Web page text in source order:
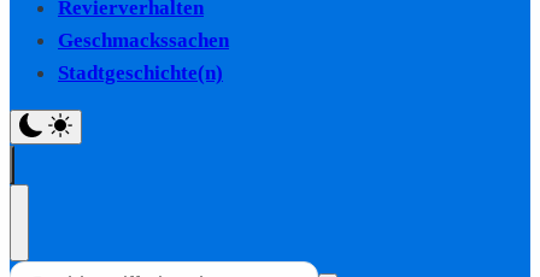
Revierverhalten
Geschmackssachen
Stadtgeschichte(n)